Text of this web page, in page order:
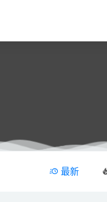
最新